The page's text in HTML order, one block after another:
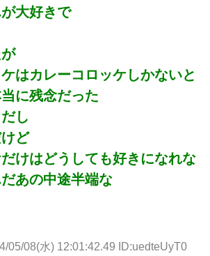
大好きで
はカレーコロッケしかないと
に残念だった
し
ど
けはどうしても好きになれな
あの中途半端な
05/08(水) 12:01:42.49 ID:uedteUyT0